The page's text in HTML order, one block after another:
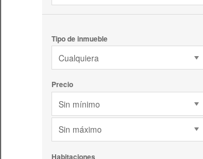
Tipo de inmueble
Cualquiera
Precio
Sin mínimo
Sin máximo
Habitaciones